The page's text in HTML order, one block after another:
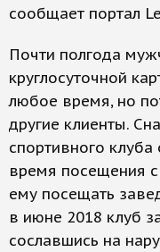
сообщает портал
Почти полгода
круглосуточной
любое время, но
другие клиенты.
спортивного
время посещения с
ему посещать
в июне 2018 клуб
сославшись на